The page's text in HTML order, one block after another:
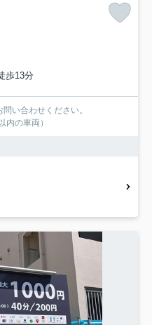
歩13分
い合わせください。
の車両）